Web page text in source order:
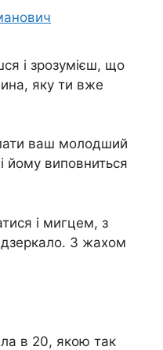
і зрозумієш, що
яку ти вже
ваш молодший
йому виповниться
і мигцем, з
З жахом
в 20, якою так